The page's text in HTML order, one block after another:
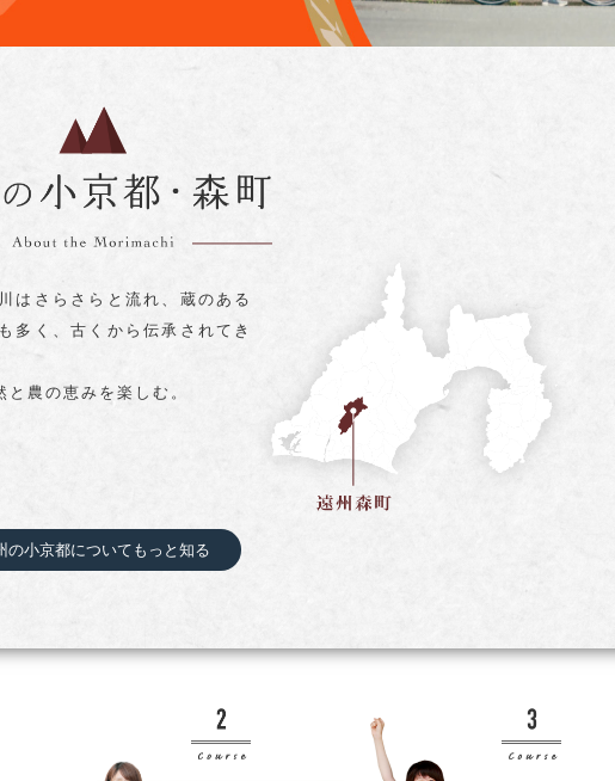
はさらさらと流れ、蔵のある
多く、古くから伝承されてき
農の恵みを楽しむ。
の小京都についてもっと知る